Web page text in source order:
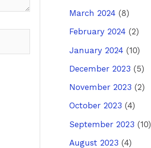
March 2024 (8)
February 2024 (2)
January 2024 (10)
December 2023 (5)
November 2023 (2)
October 2023 (4)
September 2023 (10)
August 2023 (4)